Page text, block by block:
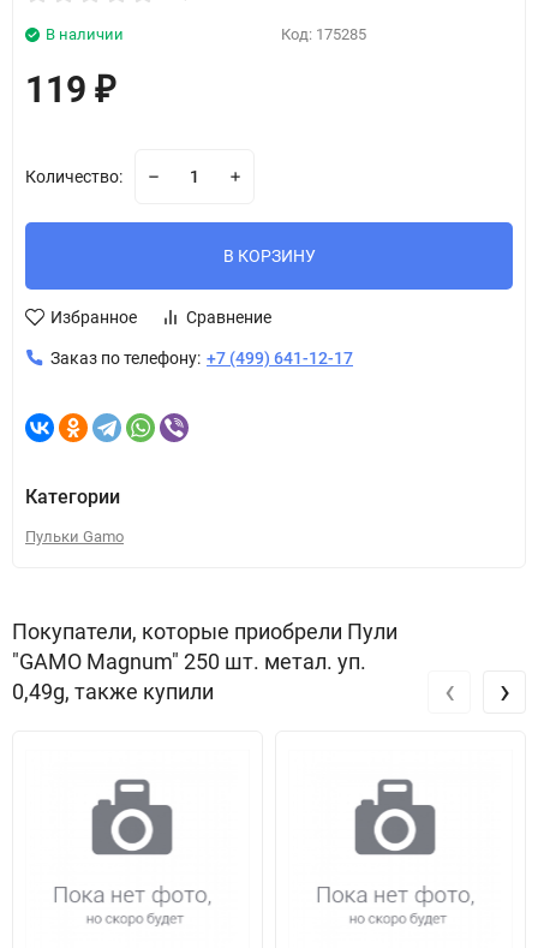
Код: 175285
В наличии
119 ₽
Количество:
В КОРЗИНУ
Избранное Сравнение
Заказ по телефону: +7 (499) 641-12-17
Категории
Пульки Gamo
Покупатели, которые приобрели Пули
"GAMO Magnum" 250 шт. метал. уп.
0,49g, также купили
‹ ›